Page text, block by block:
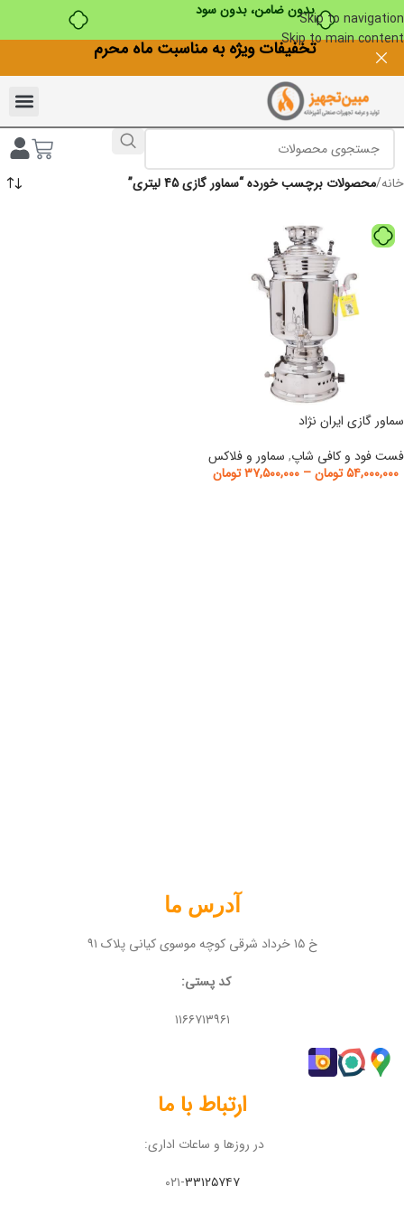
بدون ضامن، بدون سودSkip to navigation
Skip to main contentتخفیفات ویژه به مناسبت ماه محرم
خانه/محصولات برچسب خورده “سماور گازی 45 لیتری”
سماور گازی ایران نژاد
فست فود و کافی شاپ, سماور و فلاکس
۵۴,۰۰۰,۰۰۰ تومان – ۳۷,۵۰۰,۰۰۰ تومان
آدرس ما
خ ۱۵ خرداد شرقی کوچه موسوی کیانی پلاک ۹۱
کد پستی:
۱۱۶۶۷۱۳۹۶۱
ارتباط با ما
در روزها و ساعات اداری:
۰۲۱-۳۳۱۲۵۷۴۷